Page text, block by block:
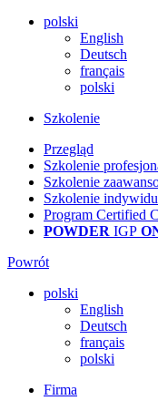
polski
English
Deutsch
français
polski
Szkolenie
Przegląd
Szkolenie
Szkolenie
Szkolenie
Program Certified
POWDER IGP
Powrót
polski
English
Deutsch
français
polski
Firma